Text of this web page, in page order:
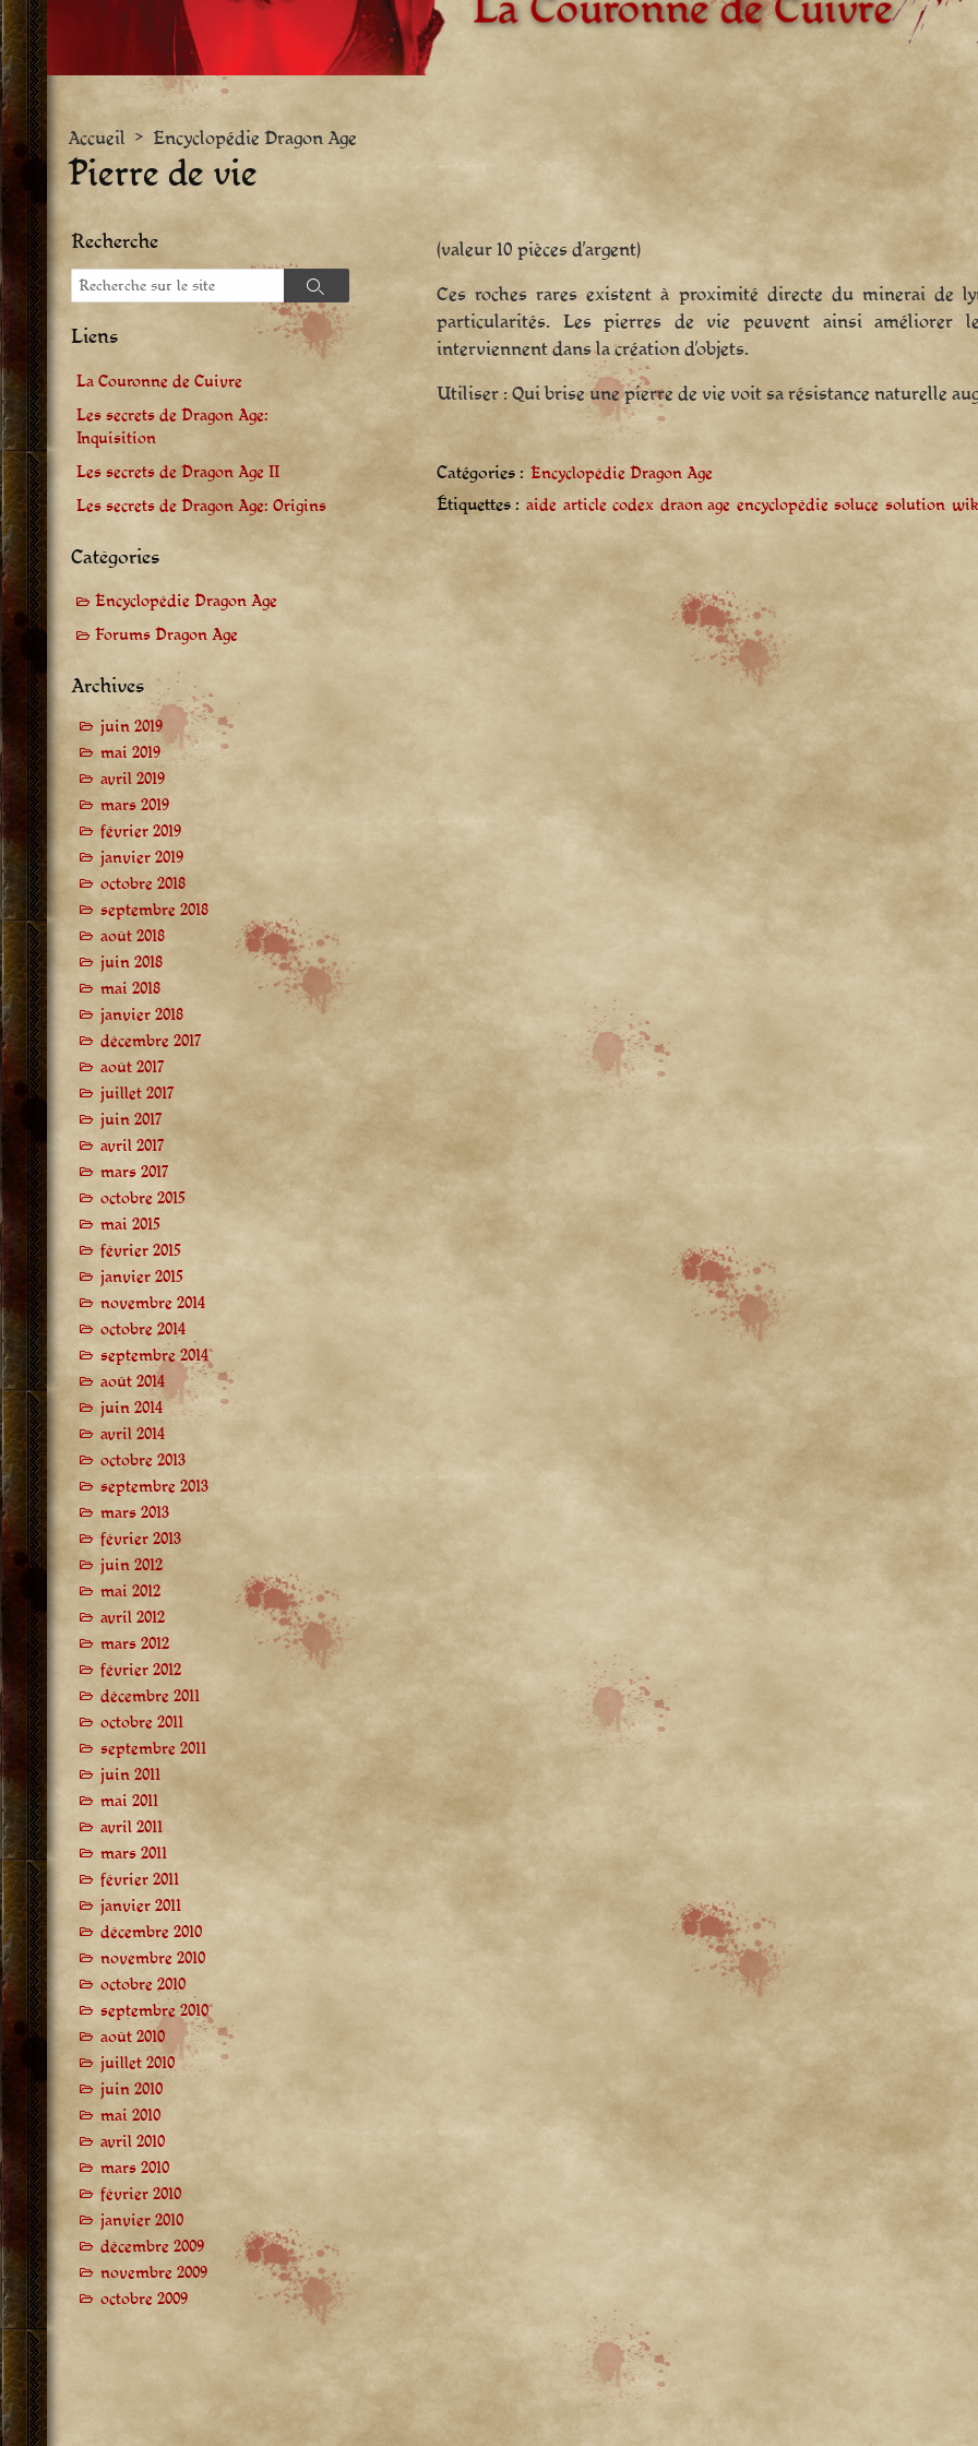
Accueil >Encyclopédie Dragon Age
Pierre de vie
(valeur 10 pièces d’argent)
Ces roches rares existent à proximité directe du minerai de
particularités. Les pierres de vie peuvent ainsi améliorer
interviennent dans la création d’objets.
Utiliser : Qui brise une pierre de vie voit sa résistance naturelle
Catégories : Encyclopédie Dragon Age
Étiquettes : aide article codex draon age encyclopédie soluce solution
Recherche
Recherche
Recherche
Liens
La Couronne de Cuivre
Les secrets de Dragon Age:
Inquisition
Les secrets de Dragon Age II
Les secrets de Dragon Age: Origins
Catégories
Encyclopédie Dragon Age
Forums Dragon Age
Archives
juin 2019
mai 2019
avril 2019
mars 2019
février 2019
janvier 2019
octobre 2018
septembre 2018
août 2018
juin 2018
mai 2018
janvier 2018
décembre 2017
août 2017
juillet 2017
juin 2017
avril 2017
mars 2017
octobre 2015
mai 2015
février 2015
janvier 2015
novembre 2014
octobre 2014
septembre 2014
août 2014
juin 2014
avril 2014
octobre 2013
septembre 2013
mars 2013
février 2013
juin 2012
mai 2012
avril 2012
mars 2012
février 2012
décembre 2011
octobre 2011
septembre 2011
juin 2011
mai 2011
avril 2011
mars 2011
février 2011
janvier 2011
décembre 2010
novembre 2010
octobre 2010
septembre 2010
août 2010
juillet 2010
juin 2010
mai 2010
avril 2010
mars 2010
février 2010
janvier 2010
décembre 2009
novembre 2009
octobre 2009